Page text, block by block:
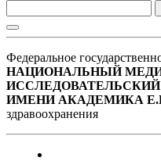
Федеральное
НАЦИОНАЛЬНЫЙ
ИМЕНИ АКАДЕМИКА
здравоохранения